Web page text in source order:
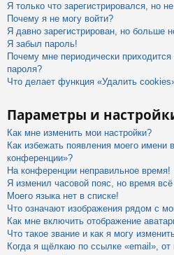
Я только что зарегистрировался, но
Почему я не могу войти?
Я давно зарегистрирован, но больше
Я забыл пароль!
Почему мне периодически
пароля?
Что делает функция «Удалить
Параметры и
Как мне изменить мои настройки?
Как избежать появления моего имени
конференции»?
На конференции неправильное время!
Я изменил часовой пояс, но время
Моего языка нет в списке!
Что означают изображения рядом с
Как мне включить отображение
Что такое звание и как я могу
Когда я щёлкаю по ссылке «email», от